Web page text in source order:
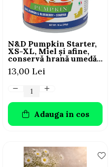
N&D Pumpkin Starter,
XS-XL, Miel și afine,
conservă hrană umedă
fără cereale câini
junior, (în sos), 285g
13,00 Lei
Adauga in cos